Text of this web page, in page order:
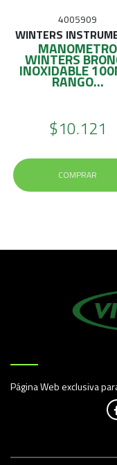
4005909
WINTERS
MANOMETRO
WINTERS
INOXIDABLE
RANGO...
$10.121
COMPRAR
Página Web exclusiva